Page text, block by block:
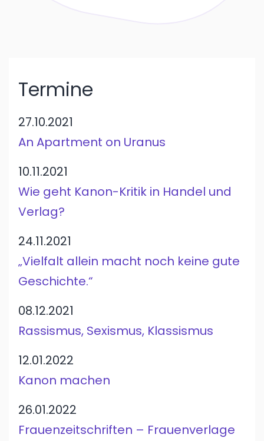
Termine
27.10.2021
An Apartment on Uranus
10.11.2021
Wie geht Kanon-Kritik in Handel und
Verlag?
24.11.2021
„Vielfalt allein macht noch keine gute
Geschichte.“
08.12.2021
Rassismus, Sexismus, Klassismus
12.01.2022
Kanon machen
26.01.2022
Frauenzeitschriften – Frauenverlage